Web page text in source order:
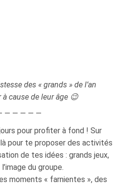
des « grands » de l’an
cause de leur âge 😉
— — — — —
pour profiter à fond ! Sur
là pour te proposer des activités
de tes idées : grands jeux,
du groupe.
moments « farnientes », des